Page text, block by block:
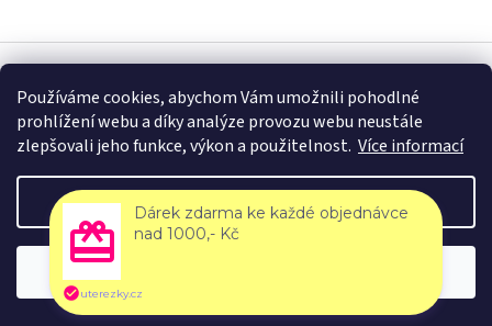
Používáme cookies, abychom Vám umožnili pohodlné
prohlížení webu a díky analýze provozu webu neustále
zlepšovali jeho funkce, výkon a použitelnost. Více informací
Nastavení
🚚 Doprava zdarma nad 2500 Kč | 🎒 Rodinné papírnictví a školní
potřeby s tradicí od roku 2008!
Vytvořil Shoptet
Copyright 2026 Eshop U Terezky
Dárek zdarma ke každé objednávce
nad 1000,- Kč
uterezky.cz